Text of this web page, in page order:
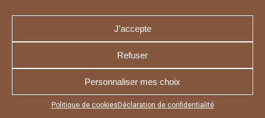
J'accepte
Refuser
Personnaliser mes choix
Politique de cookies Déclaration de confidentialité
Appuyez sur le bouton partager en bas de votre